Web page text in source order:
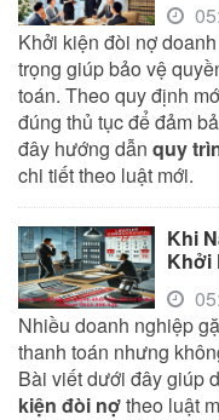
Khởi kiện đòi nợ
trọng giúp bảo vệ
toán. Theo quy định
đúng thủ tục để đảm
đây hướng dẫn quy
chi tiết theo luật mới.
Khi
Khởi
Nhiều doanh nghiệp
thanh toán nhưng
Bài viết dưới đây giúp
kiện đòi nợtheo luật